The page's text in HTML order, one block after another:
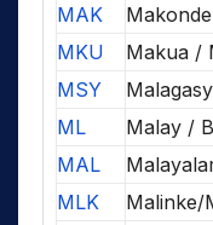
MAK
Makonde
MKU
Makua /
MSY
Malagasy
ML
Malay /
MAL
MLK
Malinke/